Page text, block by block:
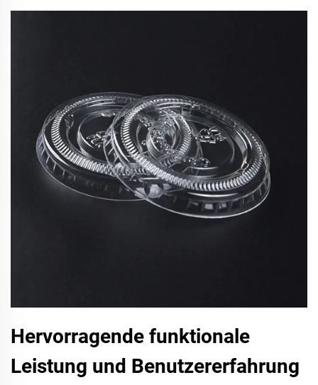
Hervorragende funktionale
Leistung und Benutzererfahrung